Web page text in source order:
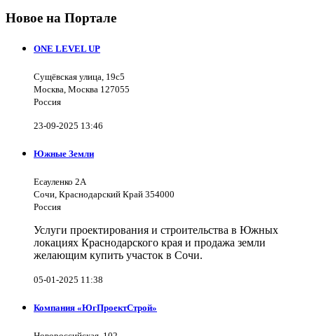
Новое на Портале
ONE LEVEL UP
Сущёвская улица, 19с5
Москва, Москва 127055
Россия
23-09-2025 13:46
Южные Земли
Есауленко 2А
Сочи, Краснодарский Край 354000
Россия
Услуги проектирования и строительства в Южных
локациях Краснодарского края и продажа земли
желающим купить участок в Сочи.
05-01-2025 11:38
Компания «ЮгПроектСтрой»